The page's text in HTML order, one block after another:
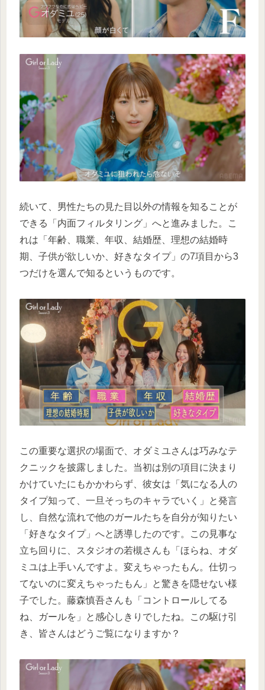
続いて、男性たちの見た目以外の情報を知ることが
できる「内面フィルタリング」へと進みました。こ
れは「年齢、職業、年収、結婚歴、理想の結婚時
期、子供が欲しいか、好きなタイプ」の7項目から3
つだけを選んで知るというものです。
この重要な選択の場面で、オダミユさんは巧みなテ
クニックを披露しました。当初は別の項目に決まり
かけていたにもかかわらず、彼女は「気になる人の
タイプ知って、一旦そっちのキャラでいく」と発言
し、自然な流れで他のガールたちを自分が知りたい
「好きなタイプ」へと誘導したのです。この見事な
立ち回りに、スタジオの若槻さんも「ほらね、オダ
ミユは上手いんですよ。変えちゃったもん。仕切っ
てないのに変えちゃったもん」と驚きを隠せない様
子でした。藤森慎吾さんも「コントロールしてる
ね、ガールを」と感心しきりでしたね。この駆け引
き、皆さんはどうご覧になりますか？